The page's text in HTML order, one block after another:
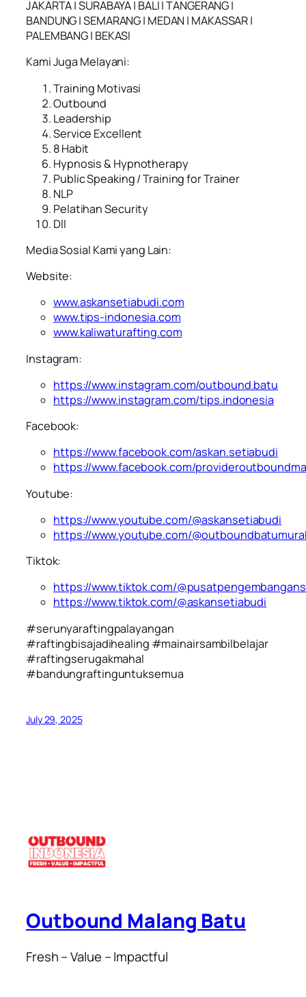
JAKARTA | SURABAYA | BALI | TANGERANG |
BANDUNG | SEMARANG | MEDAN | MAKASSAR |
PALEMBANG | BEKASI
Kami Juga Melayani:
Training Motivasi
Outbound
Leadership
Service Excellent
8 Habit
Hypnosis & Hypnotherapy
Public Speaking / Training for Trainer
NLP
Pelatihan Security
Dll
Media Sosial Kami yang Lain:
Website:
www.askansetiabudi.com
www.tips-indonesia.com
www.kaliwaturafting.com
Instagram:
https://www.instagram.com/outbound.batu
https://www.instagram.com/tips.indonesia
Facebook:
https://www.facebook.com/askan.setiabudi
https://www.facebook.com/
Youtube:
https://www.youtube.com/@askansetiabudi
https://www.youtube.com/
Tiktok:
https://www.tiktok.com/
https://www.tiktok.com/@askansetiabudi
#serunyaraftingpalayangan
#raftingbisajadihealing #mainairsambilbelajar
#raftingserugakmahal
#bandungraftinguntuksemua
July 29, 2025
Outbound Malang Batu
Fresh – Value – Impactful